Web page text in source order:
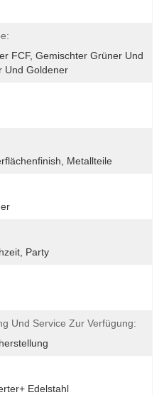
FCF, Gemischter Grüner Und
Und Goldener
Metallteile
Party
Und Service Zur Verfügung:
Edelstahl